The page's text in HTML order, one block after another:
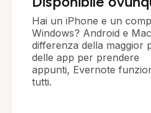
Hai un iPhone e un
Windows? Android e
differenza della maggior
delle app per prendere
appunti, Evernote
tutti.